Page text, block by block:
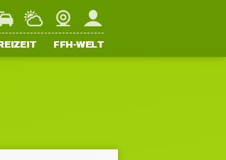
WetterWebcamMein FFH
FFH-WELT